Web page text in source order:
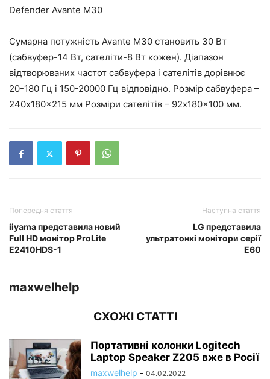
Defender Avante M30
Сумарна потужність Avante M30 становить 30 Вт
(сабвуфер-14 Вт, сателіти-8 Вт кожен). Діапазон
відтворюваних частот сабвуфера і сателітів дорівнює
20-180 Гц і 150-20000 Гц відповідно. Розмір сабвуфера –
240x180x215 мм Розміри сателітів – 92x180x100 мм.
Попередня стаття
iiyama представила новий
Full HD монітор ProLite
E2410HDS-1
Наступна стаття
LG представила
ультратонкі монітори серії
E60
maxwelhelp
СХОЖІ СТАТТІ
Портативні колонки Logitech
Laptop Speaker Z205 вже в Росії
maxwelhelp - 04.02.2022